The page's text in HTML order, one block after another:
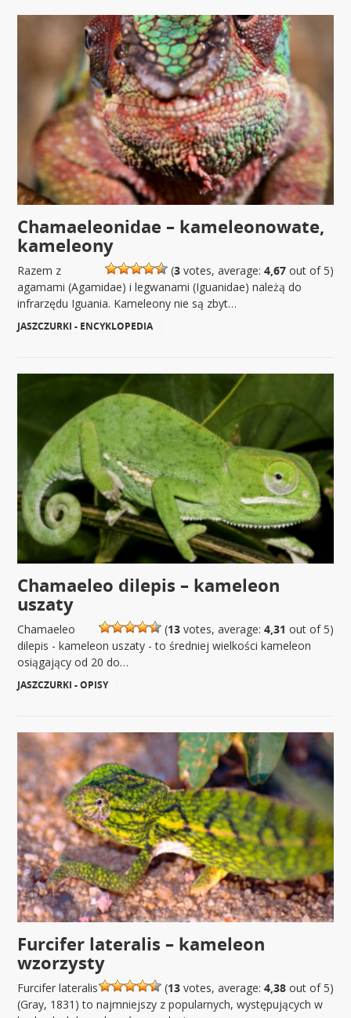
Chamaeleonidae – kameleonowate,
kameleony
(3votes, average: 4,67out of 5)
Razem z
agamami (Agamidae) i legwanami (Iguanidae) należą do
infrarzędu Iguania. Kameleony nie są zbyt…
JASZCZURKI - ENCYKLOPEDIA
Chamaeleo dilepis – kameleon
uszaty
(13votes, average: 4,31 out of 5)
Chamaeleo
dilepis - kameleon uszaty - to średniej wielkości kameleon
osiągający od 20 do…
JASZCZURKI - OPISY
Furcifer lateralis – kameleon
wzorzysty
(13votes, average: 4,38out of 5)
Furcifer lateralis
(Gray, 1831) to najmniejszy z popularnych, występujących w